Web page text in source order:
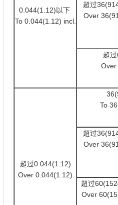
0.044(1.12)以下
To 0.044(1.12) incl.
超过
Over
超
超过0.044(1.12)
Over 0.044(1.12)
To
超过
Over
超过
Over